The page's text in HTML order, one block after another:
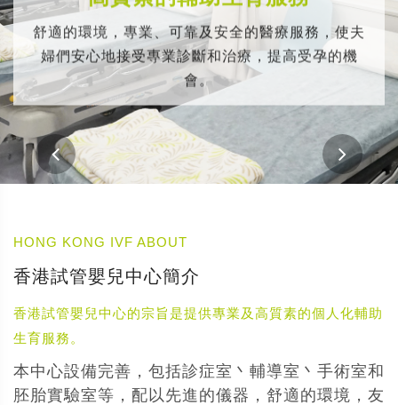
舒適的環境，專業、可靠及安全的醫療服務，使夫
婦們安心地接受專業診斷和治療，提高受孕的機
會。
HONG KONG IVF ABOUT
香港試管嬰兒中心簡介
香港試管嬰兒中心的宗旨是提供專業及高質素的個人化輔助
生育服務。
本中心設備完善，包括診症室丶輔導室丶手術室和
胚胎實驗室等，配以先進的儀器，舒適的環境，友